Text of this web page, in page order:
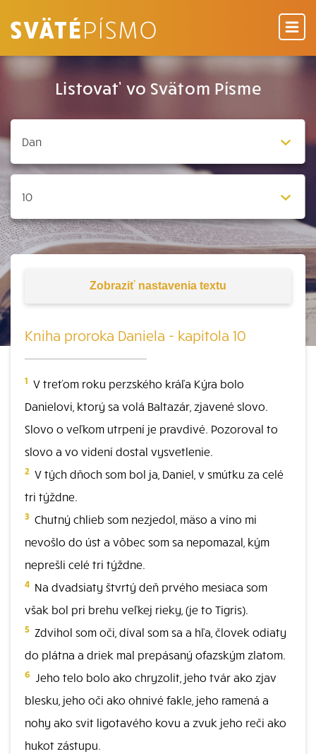
Listovať vo Svätom Písme
Zobraziť nastavenia textu
Kniha proroka Daniela - kapitola 10
1 V treťom roku perzského kráľa Kýra bolo
Danielovi, ktorý sa volá Baltazár, zjavené slovo.
Slovo o veľkom utrpení je pravdivé. Pozoroval to
slovo a vo videní dostal vysvetlenie.
2 V tých dňoch som bol ja, Daniel, v smútku za celé
tri týždne.
3 Chutný chlieb som nezjedol, mäso a víno mi
nevošlo do úst a vôbec som sa nepomazal, kým
neprešli celé tri týždne.
4 Na dvadsiaty štvrtý deň prvého mesiaca som
však bol pri brehu veľkej rieky, (je to Tigris).
5 Zdvihol som oči, díval som sa a hľa, človek odiaty
do plátna a driek mal prepásaný ofazským zlatom.
6 Jeho telo bolo ako chryzolit, jeho tvár ako zjav
blesku, jeho oči ako ohnivé fakle, jeho ramená a
nohy ako svit ligotavého kovu a zvuk jeho reči ako
hukot zástupu.